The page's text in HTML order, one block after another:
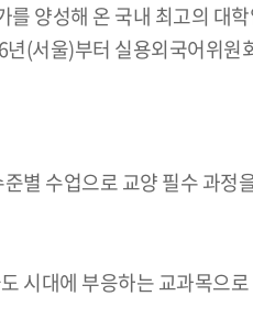
양성해 온 국내 최고의 대
(서울)부터 실용외국어위원
별 수업으로 교양 필수 과정
시대에 부응하는 교과목으